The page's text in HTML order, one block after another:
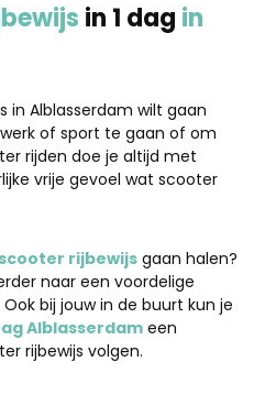
in 1 dag in
in Alblasserdam wilt gaan
of sport te gaan of om
rijden doe je altijd met
vrije gevoel wat scooter
scooter rijbewijs gaan halen?
naar een voordelige
bij jouw in de buurt kun je
Alblasserdam een
rijbewijs volgen.